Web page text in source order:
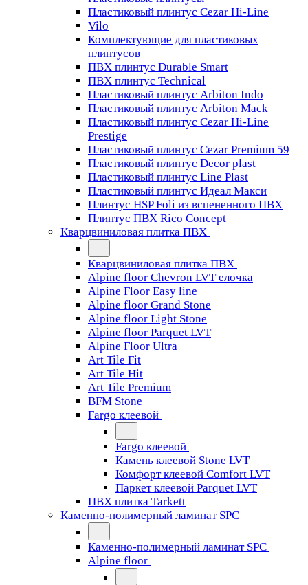
Пластиковый плинтус Cezar Hi-Line
Vilo
Комплектующие для пластиковых
плинтусов
ПВХ плинтус Durable Smart
ПВХ плинтус Technical
Пластиковый плинтус Arbiton Indo
Пластиковый плинтус Arbiton Mack
Пластиковый плинтус Cezar Hi-Line
Prestige
Пластиковый плинтус Cezar Premium 59
Пластиковый плинтус Decor plast
Пластиковый плинтус Line Plast
Пластиковый плинтус Идеал Макси
Плинтус HSP Foli из вспененного ПВХ
Плинтус ПВХ Rico Concept
Кварцвиниловая плитка ПВХ
Кварцвиниловая плитка ПВХ
Alpine floor Chevron LVT елочка
Alpine Floor Easy line
Alpine floor Grand Stone
Alpine floor Light Stone
Alpine floor Parquet LVT
Alpine Floor Ultra
Art Tile Fit
Art Tile Hit
Art Tile Premium
BFM Stone
Fargo клеевой
Fargo клеевой
Камень клеевой Stone LVT
Комфорт клеевой Comfort LVT
Паркет клеевой Parquet LVT
ПВХ плитка Tarkett
Каменно-полимерный ламинат SPC
Каменно-полимерный ламинат SPC
Alpine floor